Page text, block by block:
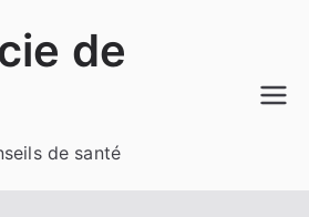
de
de santé